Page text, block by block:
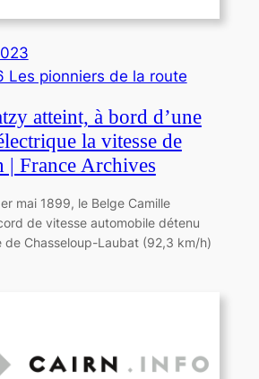
Les pionniers de la route
atteint, à bord d’une
la vitesse de
| France Archives
mai 1899, le Belge Camille
de vitesse automobile détenu
de Chasseloup-Laubat (92,3 km/h)